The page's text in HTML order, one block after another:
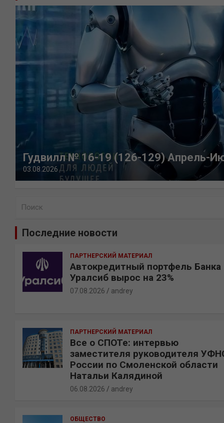
Гудвилл № 16-19 (126-129) Апрель-
03.08.2026
Последние новости
ПАРТНЕРСКИЙ МАТЕРИАЛ
Автокредитный портфель Банка
Уралсиб вырос на 23%
07.08.2026 andrey
ПАРТНЕРСКИЙ МАТЕРИАЛ
Все о СПОТе: интервью
заместителя руководителя
России по Смоленской области
Натальи Калядиной
06.08.2026 andrey
ОБЩЕСТВО